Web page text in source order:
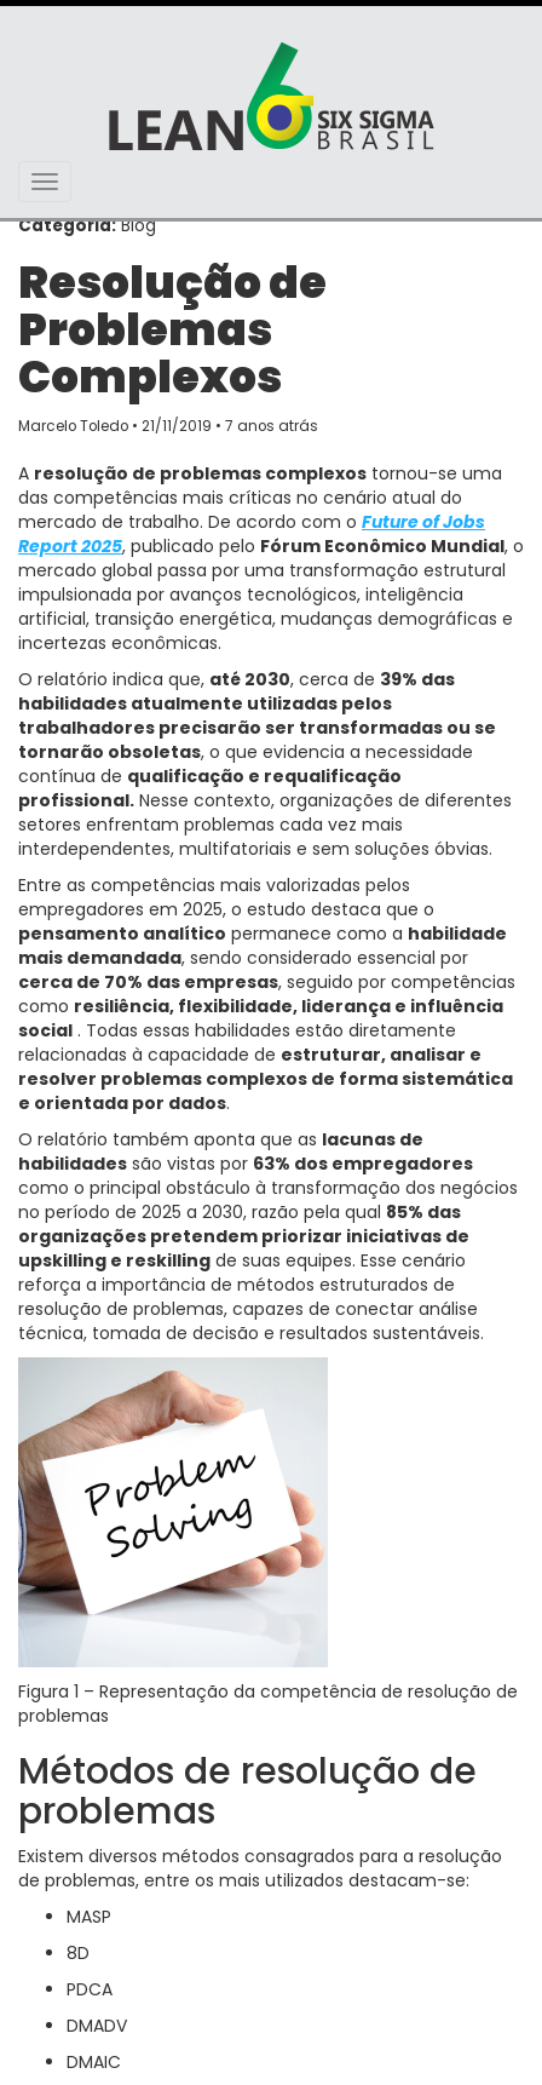
Toggle
navigation
Categoria: Blog
Resolução de
Problemas
Complexos
Marcelo Toledo • 21/11/2019 • 7 anos atrás
A resolução de problemas complexos tornou-se uma
das competências mais críticas no cenário atual do
mercado de trabalho. De acordo com o Future of Jobs
Report 2025, publicado pelo Fórum Econômico Mundial, o
mercado global passa por uma transformação estrutural
impulsionada por avanços tecnológicos, inteligência
artificial, transição energética, mudanças demográficas e
incertezas econômicas.
O relatório indica que, até 2030, cerca de 39% das
habilidades atualmente utilizadas pelos
trabalhadores precisarão ser transformadas ou se
tornarão obsoletas, o que evidencia a necessidade
contínua de qualificação e requalificação
profissional. Nesse contexto, organizações de diferentes
setores enfrentam problemas cada vez mais
interdependentes, multifatoriais e sem soluções óbvias.
Entre as competências mais valorizadas pelos
empregadores em 2025, o estudo destaca que o
pensamento analítico permanece como a habilidade
mais demandada, sendo considerado essencial por
cerca de 70% das empresas, seguido por competências
como resiliência, flexibilidade, liderança e influência
social . Todas essas habilidades estão diretamente
relacionadas à capacidade de estruturar, analisar e
resolver problemas complexos de forma sistemática
e orientada por dados.
O relatório também aponta que as lacunas de
habilidades são vistas por 63% dos empregadores
como o principal obstáculo à transformação dos negócios
no período de 2025 a 2030, razão pela qual 85% das
organizações pretendem priorizar iniciativas de
upskilling e reskilling de suas equipes. Esse cenário
reforça a importância de métodos estruturados de
resolução de problemas, capazes de conectar análise
técnica, tomada de decisão e resultados sustentáveis.
Figura 1 – Representação da competência de resolução de
problemas
Métodos de resolução de
problemas
Existem diversos métodos consagrados para a resolução
de problemas, entre os mais utilizados destacam-se:
MASP
8D
PDCA
DMADV
DMAIC